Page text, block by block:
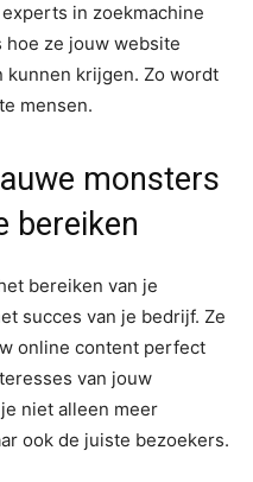
in zoekmachine
ze jouw website
kunnen krijgen. Zo wordt
mensen.
monsters
bereiken
bereiken van je
succes van je bedrijf. Ze
online content perfect
van jouw
niet alleen meer
ook de juiste bezoekers.